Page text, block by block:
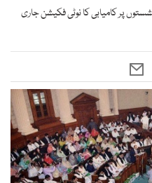
پر کامیابی کا نوٹی فکیشن جاری